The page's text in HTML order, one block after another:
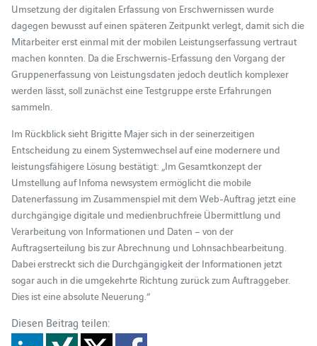
Umsetzung der digitalen Erfassung von Erschwernissen wurde
dagegen bewusst auf einen späteren Zeitpunkt verlegt, damit sich die
Mitarbeiter erst einmal mit der mobilen Leistungserfassung vertraut
machen konnten. Da die Erschwernis-Erfassung den Vorgang der
Gruppenerfassung von Leistungsdaten jedoch deutlich komplexer
werden lässt, soll zunächst eine Testgruppe erste Erfahrungen
sammeln.
Im Rückblick sieht Brigitte Majer sich in der seinerzeitigen
Entscheidung zu einem Systemwechsel auf eine modernere und
leistungsfähigere Lösung bestätigt: „Im Gesamtkonzept der
Umstellung auf Infoma newsystem ermöglicht die mobile
Datenerfassung im Zusammenspiel mit dem Web-Auftrag jetzt eine
durchgängige digitale und medienbruchfreie Übermittlung und
Verarbeitung von Informationen und Daten – von der
Auftragserteilung bis zur Abrechnung und Lohnsachbearbeitung.
Dabei erstreckt sich die Durchgängigkeit der Informationen jetzt
sogar auch in die umgekehrte Richtung zurück zum Auftraggeber.
Dies ist eine absolute Neuerung.“
Diesen Beitrag teilen: